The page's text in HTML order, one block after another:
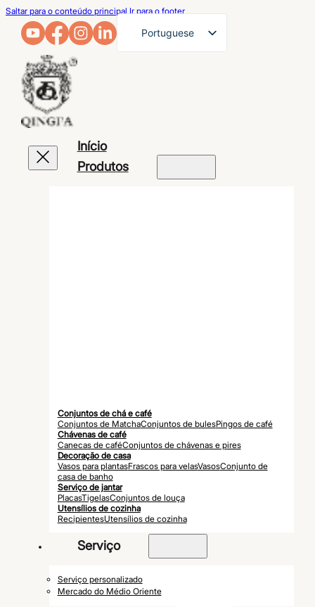
Saltar para o conteúdo principal Ir para o footer
Portuguese
Início
Produtos
Conjuntos de chá e café
Conjuntos de MatchaConjuntos de bulesPingos de café
Chávenas de café
Canecas de caféConjuntos de chávenas e pires
Decoração de casa
Vasos para plantasFrascos para velasVasosConjunto de
casa de banho
Serviço de jantar
PlacasTigelasConjuntos de louça
Utensílios de cozinha
RecipientesUtensílios de cozinha
Serviço
Serviço personalizado
Mercado do Médio Oriente